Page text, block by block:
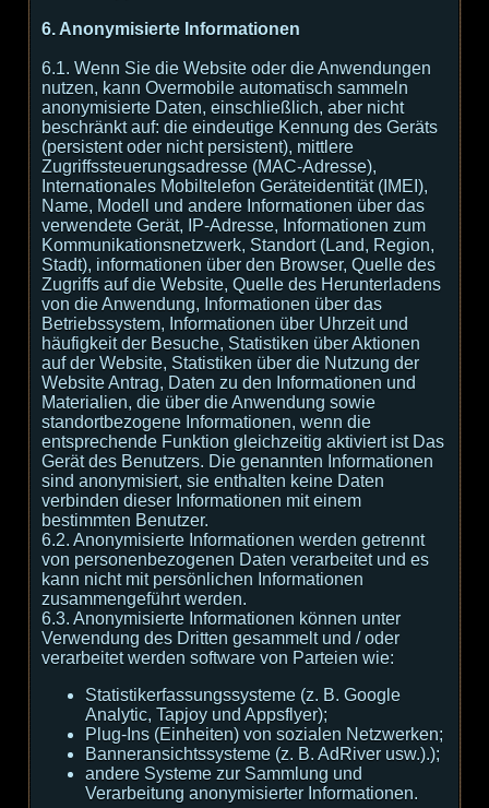
6. Anonymisierte Informationen
6.1. Wenn Sie die Website oder die Anwendungen
nutzen, kann Overmobile automatisch sammeln
anonymisierte Daten, einschließlich, aber nicht
beschränkt auf: die eindeutige Kennung des Geräts
(persistent oder nicht persistent), mittlere
Zugriffssteuerungsadresse (MAC-Adresse),
Internationales Mobiltelefon Geräteidentität (IMEI),
Name, Modell und andere Informationen über das
verwendete Gerät, IP-Adresse, Informationen zum
Kommunikationsnetzwerk, Standort (Land, Region,
Stadt), informationen über den Browser, Quelle des
Zugriffs auf die Website, Quelle des Herunterladens
von die Anwendung, Informationen über das
Betriebssystem, Informationen über Uhrzeit und
häufigkeit der Besuche, Statistiken über Aktionen
auf der Website, Statistiken über die Nutzung der
Website Antrag, Daten zu den Informationen und
Materialien, die über die Anwendung sowie
standortbezogene Informationen, wenn die
entsprechende Funktion gleichzeitig aktiviert ist Das
Gerät des Benutzers. Die genannten Informationen
sind anonymisiert, sie enthalten keine Daten
verbinden dieser Informationen mit einem
bestimmten Benutzer.
6.2. Anonymisierte Informationen werden getrennt
von personenbezogenen Daten verarbeitet und es
kann nicht mit persönlichen Informationen
zusammengeführt werden.
6.3. Anonymisierte Informationen können unter
Verwendung des Dritten gesammelt und / oder
verarbeitet werden software von Parteien wie:
Statistikerfassungssysteme (z. B. Google
Analytic, Tapjoy und Appsflyer);
Plug-Ins (Einheiten) von sozialen Netzwerken;
Banneransichtssysteme (z. B. AdRiver usw.).);
andere Systeme zur Sammlung und
Verarbeitung anonymisierter Informationen.